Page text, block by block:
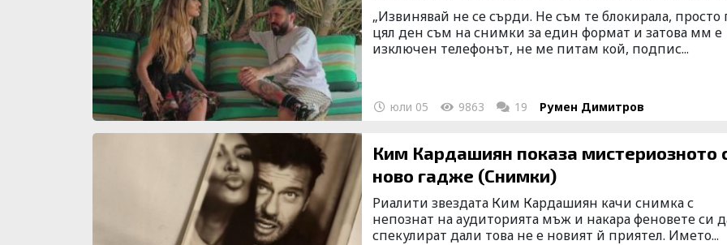
„Извинявай не се сърди. Не съм те блокирала, просто
цял ден съм на снимки за един формат и затова мм е
изключен телефонът, не ме питам кой, подпис...
юли 05 9863 19 Румен Димитров
Ким Кардашиян показа мистериозното
ново гадже (Снимки)
Риалити звездата Ким Кардашиян качи снимка с
непознат на аудиторията мъж и накара феновете си
спекулират дали това не е новият й приятел. Името...